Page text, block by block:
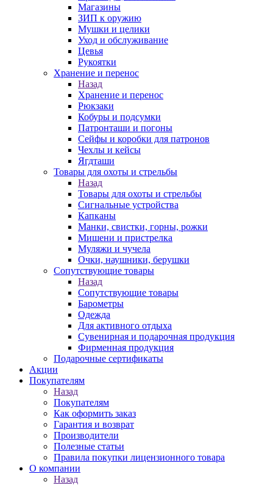
Магазины
ЗИП к оружию
Мушки и целики
Уход и обслуживание
Цевья
Рукоятки
Хранение и перенос
Назад
Хранение и перенос
Рюкзаки
Кобуры и подсумки
Патронташи и погоны
Сейфы и коробки для патронов
Чехлы и кейсы
Ягдташи
Товары для охоты и стрельбы
Назад
Товары для охоты и стрельбы
Сигнальные устройства
Капканы
Манки, свистки, горны, рожки
Мишени и пристрелка
Муляжи и чучела
Очки, наушники, берушки
Сопутствующие товары
Назад
Сопутствующие товары
Барометры
Одежда
Для активного отдыха
Сувенирная и подарочная продукция
Фирменная продукция
Подарочные сертификаты
Акции
Покупателям
Назад
Покупателям
Как оформить заказ
Гарантия и возврат
Производители
Полезные статьи
Правила покупки лицензионного товара
О компании
Назад